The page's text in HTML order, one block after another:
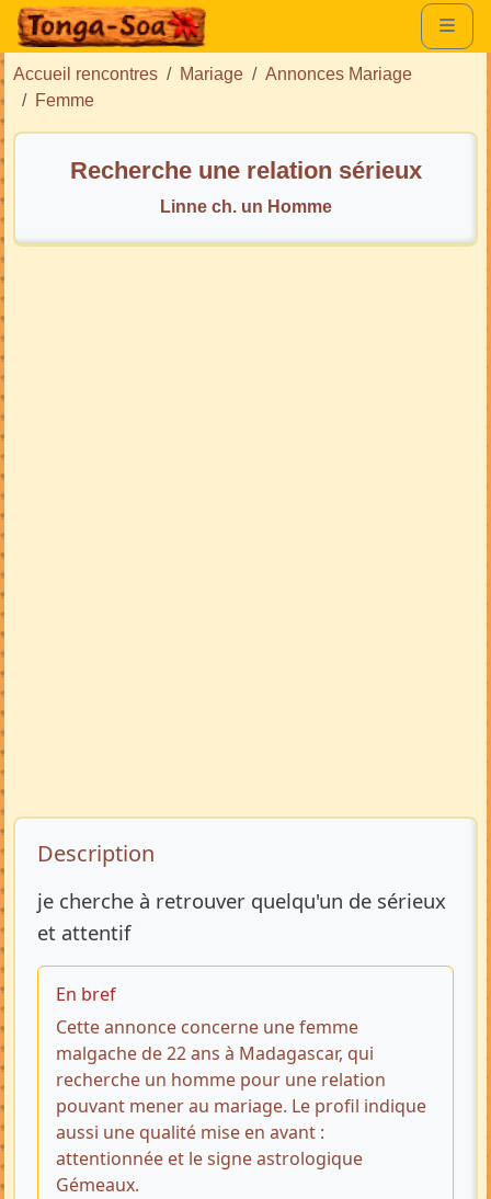
Accueil rencontres Mariage
Annonces Mariage
Femme
Recherche une relation sérieux
Linne ch. un Homme
Description de l’annonce
Description
je cherche à retrouver quelqu'un de sérieux
et attentif
En bref
Cette annonce concerne une femme
malgache de 22 ans à Madagascar, qui
recherche un homme pour une relation
pouvant mener au mariage. Le profil indique
aussi une qualité mise en avant :
attentionnée et le signe astrologique
Gémeaux.